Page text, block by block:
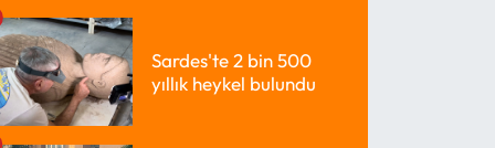
Sardes'te 2 bin 500
yıllık heykel bulundu